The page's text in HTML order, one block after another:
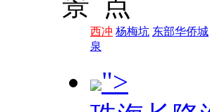
西冲 杨梅坑 东部华侨城
泉
">